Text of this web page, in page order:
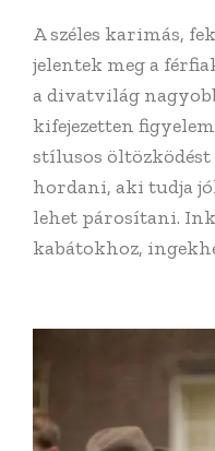
A széles karimás,
jelentek meg a
a divatvilág
kifejezetten
stílusos öltözködést
hordani, aki tudja
lehet párosítani.
kabátokhoz,